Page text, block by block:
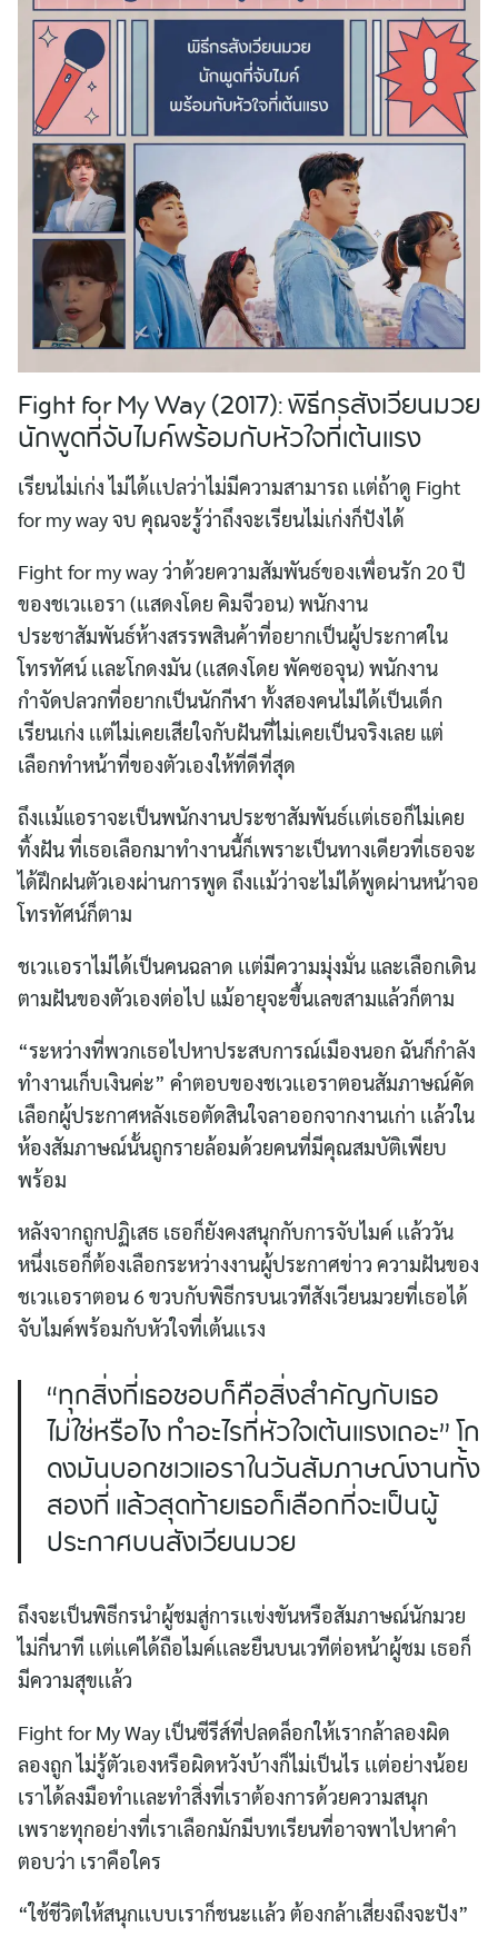
Fight for My Way (2017): พิธีกรสังเวียนมวย
นักพูดที่จับไมค์พร้อมกับหัวใจที่เต้นเเรง
เรียนไม่เก่ง ไม่ได้เเปลว่าไม่มีความสามารถ เเต่ถ้าดู Fight
for my way จบ คุณจะรู้ว่าถึงจะเรียนไม่เก่งก็ปังได้
Fight for my way ว่าด้วยความสัมพันธ์ของเพื่อนรัก 20 ปี
ของชเวเเอรา (เเสดงโดย คิมจีวอน) พนักงาน
ประชาสัมพันธ์ห้างสรรพสินค้าที่อยากเป็นผู้ประกาศใน
โทรทัศน์ เเละโกดงมัน (เเสดงโดย พัคซอจุน) พนักงาน
กำจัดปลวกที่อยากเป็นนักกีฬา ทั้งสองคนไม่ได้เป็นเด็ก
เรียนเก่ง เเต่ไม่เคยเสียใจกับฝันที่ไม่เคยเป็นจริงเลย แต่
เลือกทำหน้าที่ของตัวเองให้ที่ดีที่สุด
ถึงเเม้แอราจะเป็นพนักงานประชาสัมพันธ์เเต่เธอก็ไม่เคย
ทิ้งฝัน ที่เธอเลือกมาทำงานนี้ก็เพราะเป็นทางเดียวที่เธอจะ
ได้ฝึกฝนตัวเองผ่านการพูด ถึงเเม้ว่าจะไม่ได้พูดผ่านหน้าจอ
โทรทัศน์ก็ตาม
ชเวเเอราไม่ได้เป็นคนฉลาด เเต่มีความมุ่งมั่น และเลือกเดิน
ตามฝันของตัวเองต่อไป แม้อายุจะขึ้นเลขสามแล้วก็ตาม
“ระหว่างที่พวกเธอไปหาประสบการณ์เมืองนอก ฉันก็กำลัง
ทำงานเก็บเงินค่ะ” คำตอบของชเวเเอราตอนสัมภาษณ์คัด
เลือกผู้ประกาศหลังเธอตัดสินใจลาออกจากงานเก่า เเล้วใน
ห้องสัมภาษณ์นั้นถูกรายล้อมด้วยคนที่มีคุณสมบัติเพียบ
พร้อม
หลังจากถูกปฏิเสธ เธอก็ยังคงสนุกกับการจับไมค์ เเล้ววัน
หนึ่งเธอก็ต้องเลือกระหว่างงานผู้ประกาศข่าว ความฝันของ
ชเวเเอราตอน 6 ขวบกับพิธีกรบนเวทีสังเวียนมวยที่เธอได้
จับไมค์พร้อมกับหัวใจที่เต้นเเรง
“ทุกสิ่งที่เธอชอบก็คือสิ่งสำคัญกับเธอ
ไม่ใช่หรือไง ทำอะไรที่หัวใจเต้นเเรงเถอะ” โก
ดงมันบอกชเวเเอราในวันสัมภาษณ์งานทั้ง
สองที่ เเล้วสุดท้ายเธอก็เลือกที่จะเป็นผู้
ประกาศบนสังเวียนมวย
ถึงจะเป็นพิธีกรนำผู้ชมสู่การเเข่งขันหรือสัมภาษณ์นักมวย
ไม่กี่นาที เเต่เเค่ได้ถือไมค์เเละยืนบนเวทีต่อหน้าผู้ชม เธอก็
มีความสุขเเล้ว
Fight for My Way เป็นซีรีส์ที่ปลดล็อกให้เรากล้าลองผิด
ลองถูก ไม่รู้ตัวเองหรือผิดหวังบ้างก็ไม่เป็นไร เเต่อย่างน้อย
เราได้ลงมือทำเเละทำสิ่งที่เราต้องการด้วยความสนุก
เพราะทุกอย่างที่เราเลือกมักมีบทเรียนที่อาจพาไปหาคำ
ตอบว่า เราคือใคร
“ใช้ชีวิตให้สนุกเเบบเราก็ชนะเเล้ว ต้องกล้าเสี่ยงถึงจะปัง”